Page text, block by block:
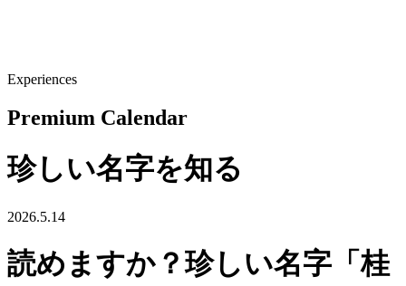
Experiences
Premium Calendar
珍しい名字を知る
2026.5.14
読めますか？珍しい名字「桂